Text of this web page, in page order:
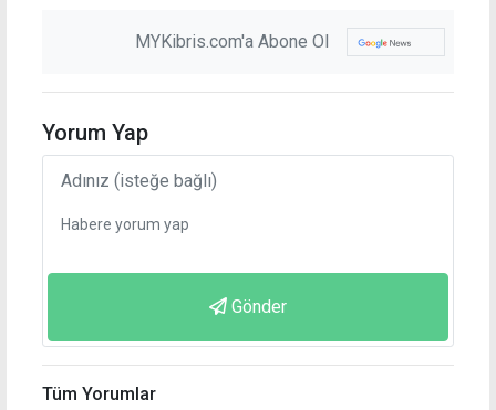
MYKibris.com'a Abone Ol
Yorum Yap
Gönder
Tüm Yorumlar